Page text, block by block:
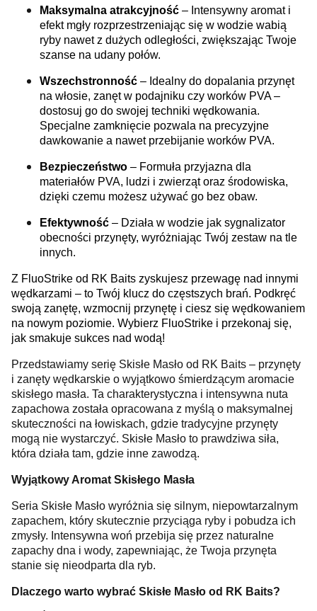
Maksymalna atrakcyjność – Intensywny aromat i
efekt mgły rozprzestrzeniając się w wodzie wabią
ryby nawet z dużych odległości, zwiększając Twoje
szanse na udany połów.
Wszechstronność – Idealny do dopalania przynęt
na włosie, zanęt w podajniku czy worków PVA –
dostosuj go do swojej techniki wędkowania.
Specjalne zamknięcie pozwala na precyzyjne
dawkowanie a nawet przebijanie worków PVA.
Bezpieczeństwo – Formuła przyjazna dla
materiałów PVA, ludzi i zwierząt oraz środowiska,
dzięki czemu możesz używać go bez obaw.
Efektywność – Działa w wodzie jak sygnalizator
obecności przynęty, wyróżniając Twój zestaw na tle
innych.
Z FluoStrike od RK Baits zyskujesz przewagę nad innymi
wędkarzami – to Twój klucz do częstszych brań. Podkręć
swoją zanętę, wzmocnij przynętę i ciesz się wędkowaniem
na nowym poziomie. Wybierz FluoStrike i przekonaj się,
jak smakuje sukces nad wodą!
Przedstawiamy serię Skisłe Masło od RK Baits – przynęty
i zanęty wędkarskie o wyjątkowo śmierdzącym aromacie
skisłego masła. Ta charakterystyczna i intensywna nuta
zapachowa została opracowana z myślą o maksymalnej
skuteczności na łowiskach, gdzie tradycyjne przynęty
mogą nie wystarczyć. Skisłe Masło to prawdziwa siła,
która działa tam, gdzie inne zawodzą.
Wyjątkowy Aromat Skisłego Masła
Seria Skisłe Masło wyróżnia się silnym, niepowtarzalnym
zapachem, który skutecznie przyciąga ryby i pobudza ich
zmysły. Intensywna woń przebija się przez naturalne
zapachy dna i wody, zapewniając, że Twoja przynęta
stanie się nieodparta dla ryb.
Dlaczego warto wybrać Skisłe Masło od RK Baits?